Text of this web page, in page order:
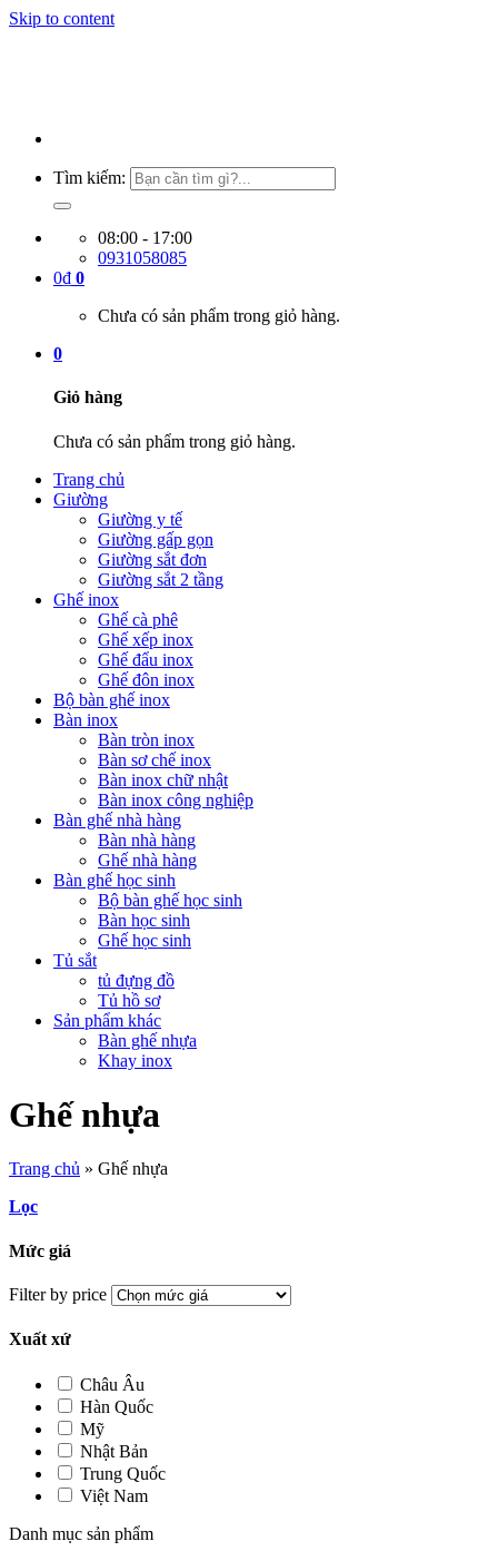
Skip to content
Tìm kiếm:
08:00 - 17:00
0931058085
0₫ 0
Chưa có sản phẩm trong giỏ hàng.
0
Giỏ hàng
Chưa có sản phẩm trong giỏ hàng.
Trang chủ
Giường
Giường y tế
Giường gấp gọn
Giường sắt đơn
Giường sắt 2 tầng
Ghế inox
Ghế cà phê
Ghế xếp inox
Ghế đẩu inox
Ghế đôn inox
Bộ bàn ghế inox
Bàn inox
Bàn tròn inox
Bàn sơ chế inox
Bàn inox chữ nhật
Bàn inox công nghiệp
Bàn ghế nhà hàng
Bàn nhà hàng
Ghế nhà hàng
Bàn ghế học sinh
Bộ bàn ghế học sinh
Bàn học sinh
Ghế học sinh
Tủ sắt
tủ đựng đồ
Tủ hồ sơ
Sản phẩm khác
Bàn ghế nhựa
Khay inox
Ghế nhựa
Trang chủ » Ghế nhựa
Lọc
Mức giá
Filter by price
Xuất xứ
Châu Âu
Hàn Quốc
Mỹ
Nhật Bản
Trung Quốc
Việt Nam
Danh mục sản phẩm